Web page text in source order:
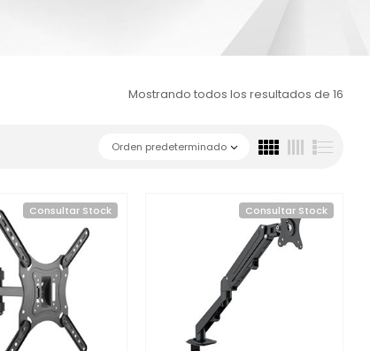
Mostrando todos los resultados de 16
Orden predeterminado
Consultar Stock Consultar Stock